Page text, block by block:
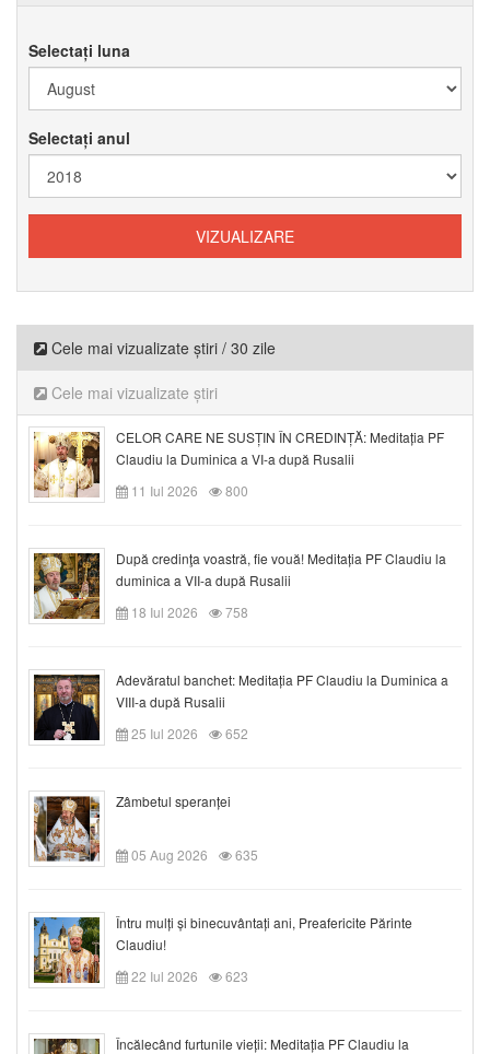
Selectați luna
Selectați anul
Cele mai vizualizate știri / 30 zile
Cele mai vizualizate știri
CELOR CARE NE SUSȚIN ÎN CREDINȚĂ: Meditația PF
Claudiu la Duminica a VI-a după Rusalii
11 Iul 2026
800
După credinţa voastră, fie vouă! Meditația PF Claudiu la
duminica a VII-a după Rusalii
18 Iul 2026
758
Adevăratul banchet: Meditația PF Claudiu la Duminica a
VIII-a după Rusalii
25 Iul 2026
652
Zâmbetul speranței
05 Aug 2026 635
Întru mulți și binecuvântați ani, Preafericite Părinte
Claudiu!
22 Iul 2026
623
Încălecând furtunile vieții: Meditația PF Claudiu la